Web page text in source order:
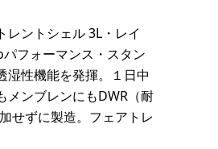
レントシェル 3L・レイ
フォーマンス・スタン
湿性機能を発揮。１日中
メンブレンにもDWR（耐
せずに製造。フェアトレ